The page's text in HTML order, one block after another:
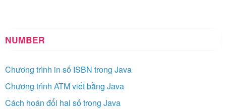
NUMBER
Chương trình in số ISBN trong Java
Chương trình ATM viết bằng Java
Cách hoán đổi hai số trong Java